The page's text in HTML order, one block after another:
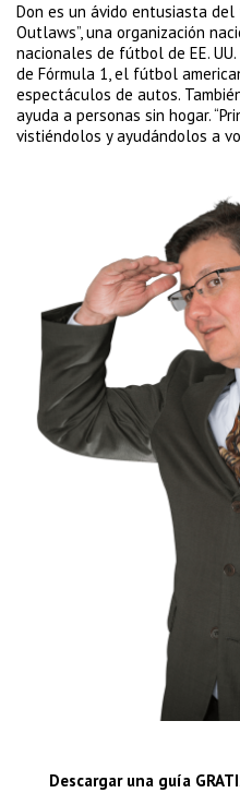
Don es un ávido entusiasta del
Outlaws”, una organización
nacionales de fútbol de EE.
de Fórmula 1, el fútbol
espectáculos de autos.
ayuda a personas sin hogar.
vistiéndolos y ayudándolos a
Descargar una guía